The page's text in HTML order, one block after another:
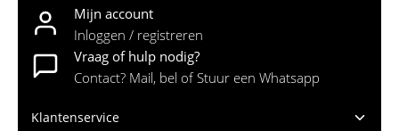
Mijn account
Inloggen / registreren
Vraag of hulp nodig?
Contact? Mail, bel of Stuur een Whatsapp
Klantenservice